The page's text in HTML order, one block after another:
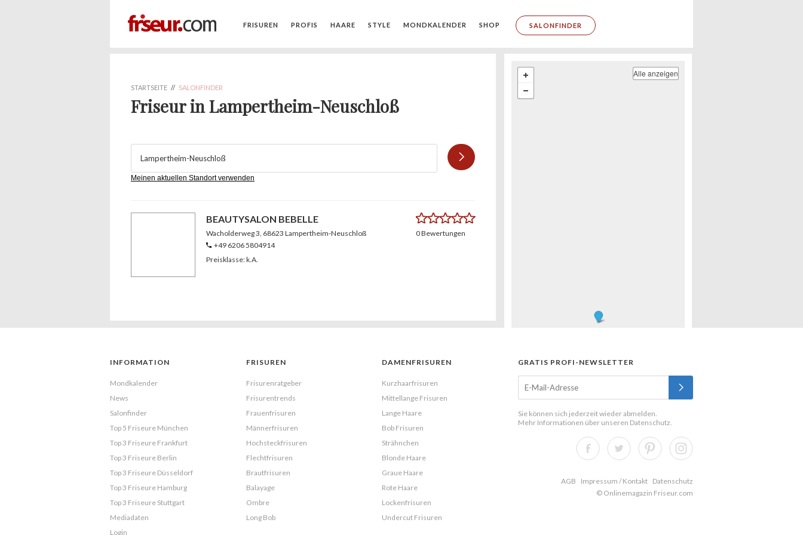
FRISUREN PROFIS HAARE STYLE MONDKALENDER SHOP SALONFINDER
STARTSEITE // SALONFINDER
Friseur in Lampertheim-Neuschloß
Meinen aktuellen Standort verwenden
BEAUTYSALON BEBELLE
Wacholderweg 3, 68623 Lampertheim-Neuschloß
+49 6206 5804914
Preisklasse: k.A.
0.0
0 Bewertungen
Alle anzeigen
INFORMATION
Mondkalender
News
Salonfinder
Top 5 Friseure München
Top 3 Friseure Frankfurt
Top 3 Friseure Berlin
Top 3 Friseure Düsseldorf
Top 3 Friseure Hamburg
Top 3 Friseure Stuttgart
Mediadaten
Login
FRISUREN
Frisurenratgeber
Frisurentrends
Frauenfrisuren
Männerfrisuren
Hochsteckfrisuren
Flechtfrisuren
Brautfrisuren
Balayage
Ombre
Long Bob
DAMENFRISUREN
Kurzhaarfrisuren
Mittellange Frisuren
Lange Haare
Bob Frisuren
Strähnchen
Blonde Haare
Graue Haare
Rote Haare
Lockenfrisuren
Undercut Frisuren
GRATIS PROFI-NEWSLETTER
Sie können sich jederzeit wieder abmelden.
Mehr Informationen über unseren Datenschutz.
AGB Impressum / Kontakt
Datenschutz
© Onlinemagazin Friseur.com